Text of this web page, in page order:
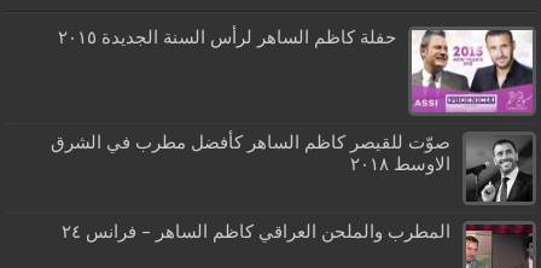
حفلة كاظم الساهر لرأس السنة الجديدة ٢٠١٥
صوّت للقيصر كاظم الساهر كأفضل مطرب في الشرق
الاوسط ٢٠١٨
المطرب والملحن العراقي كاظم الساهر – فرانس ٢٤